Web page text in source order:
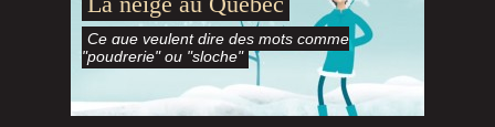
Ce que veulent dire des mots comme
"poudrerie" ou "sloche"